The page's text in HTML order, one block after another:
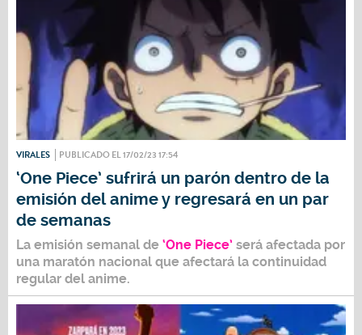
VIRALES PUBLICADO EL 17/02/23 17:54
‘One Piece’ sufrirá un parón dentro de la
emisión del anime y regresará en un par
de semanas
La emisión semanal de ‘One Piece’ será afectada por
una maratón nacional que afectará la continuidad
regular del anime.